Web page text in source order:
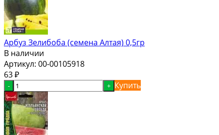
Арбуз Зелибоба (семена Алтая) 0,5гр
В наличии
Артикул: 00-00105918
63 ₽
- + Купить